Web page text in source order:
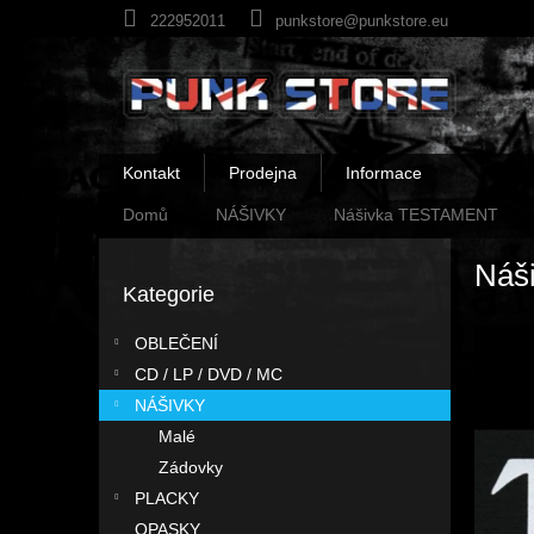
222952011 punkstore@punkstore.eu
Kontakt Prodejna Informace
Domů NÁŠIVKY Nášivka TESTAMENT
Přeskočit
Kategorie
OBLEČENÍ
CD / LP / DVD / MC
NÁŠIVKY
Malé
Zádovky
PLACKY
OPASKY